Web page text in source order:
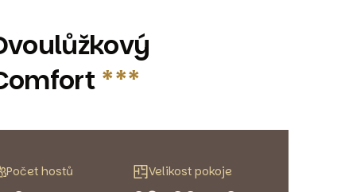
***
Počet hostů Velikost pokoje